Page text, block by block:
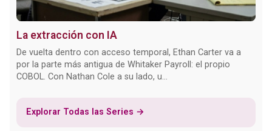
La extracción con IA
De vuelta dentro con acceso temporal, Ethan Carter va a
por la parte más antigua de Whitaker Payroll: el propio
COBOL. Con Nathan Cole a su lado, u...
Explorar Todas las Series →